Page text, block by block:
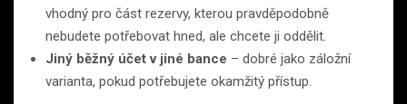
vhodný pro část rezervy, kterou pravděpodobně
nebudete potřebovat hned, ale chcete ji oddělit.
Jiný běžný účet v jiné bance – dobré jako záložní
varianta, pokud potřebujete okamžitý přístup.